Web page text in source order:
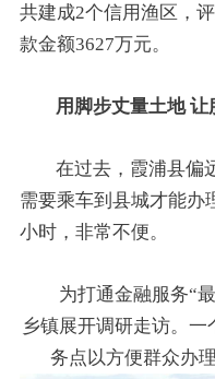
共建成2个信用渔区，
款金额3627万元。
用脚步丈量土地
在过去，霞浦县偏
需要乘车到县城才能办
小时，非常不便。
为打通金融服务“
乡镇展开调研走访。
务点以方便群众办